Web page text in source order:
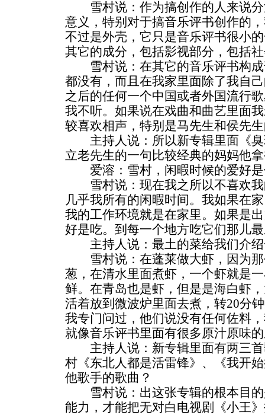
雪村说：作为搞创作的人来说分
意义，特别对于搞音乐评书创作的
不过是外壳，它只是音乐评书很小
其它的成分，包括影视部分，包括
雪村说：在其它的音乐评书构成
都没有，而且在我家里面除了我自
之后的任何一个中国或者外国流行
我不听。如果说在戏曲和曲艺里面
较喜欢相声，特别是马先生和侯先
主持人说：所以新专辑里面《臭
立老先生的一句比较经典的妈妈他
爱溶：雪村，闲暇时候的爱好是
雪村说：现在我之所以不喜欢我
几乎我所有的闲暇时间。我如果在
我的工作环境就是在家里。如果是
好是吃。到每一个地方吃它们那儿
主持人说：最土的菜给我们介绍
雪村说：在蓬莱做大虾，因为那
葱，在清水里面煮虾，一个虾就是
鲜。在青岛也是虾，但是是海白虾
活着放到微波炉里面去煮，转20分
我专门问过，他们说没有任何佐料
就像音乐评书里面有很多原汁原味
主持人说：新专辑里面有两三首
村《东北人都是活雷锋》、《我开
他歌手的歌曲？
雪村说：出这张专辑的根本目的
能力，才能把无对白电视剧《小王